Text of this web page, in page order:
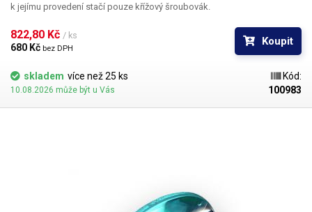
k jejímu provedení stačí pouze křížový šroubovák.
822,80 Kč / ks
680 Kč bez DPH
Koupit
skladem více než 25 ks
10.08.2026 může být u Vás
Kód:
100983